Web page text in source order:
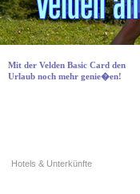
Mit der Velden Basic Card den
Urlaub noch mehr genie�en!
Hotels & Unterkünfte